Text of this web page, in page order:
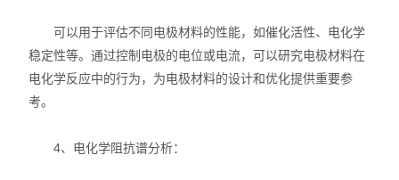
可以用于评估不同电极材料的性能，如催化活性、电化学
稳定性等。通过控制电极的电位或电流，可以研究电极材料在
电化学反应中的行为，为电极材料的设计和优化提供重要参
考。
4、电化学阻抗谱分析：